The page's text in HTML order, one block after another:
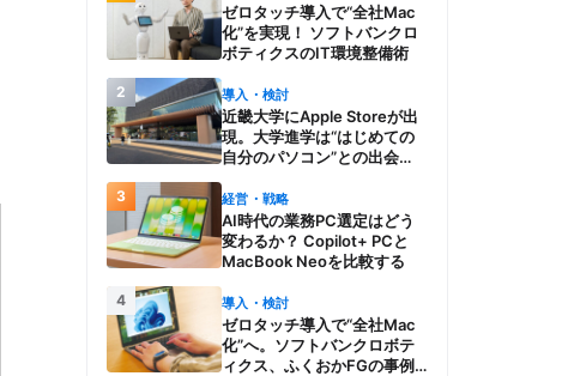
ゼロタッチ導入で“全社Mac
化”を実現！ ソフトバンクロ
ボティクスのIT環境整備術
2 導入・検討
近畿大学にApple Storeが出
現。大学進学は“はじめての
自分のパソコン”との出会
楽しさを、夏のオープンキャ
ンパスでアピール
3 経営・戦略
AI時代の業務PC選定はどう
変わるか？ Copilot+ PCと
MacBook Neoを比較する
4 導入・検討
ゼロタッチ導入で“全社Mac
化”へ。ソフトバンクロボテ
ィクス、ふくおかFGの事例